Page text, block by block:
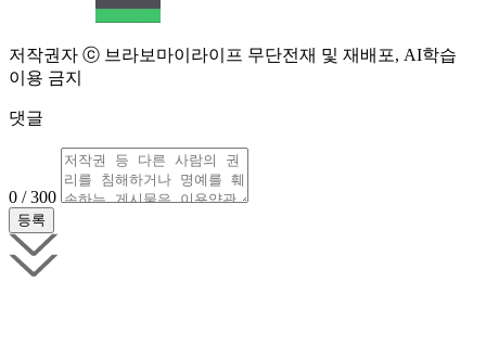
저작권자 ⓒ 브라보마이라이프 무단전재 및 재배포, AI학습
이용 금지
댓글
0 / 300